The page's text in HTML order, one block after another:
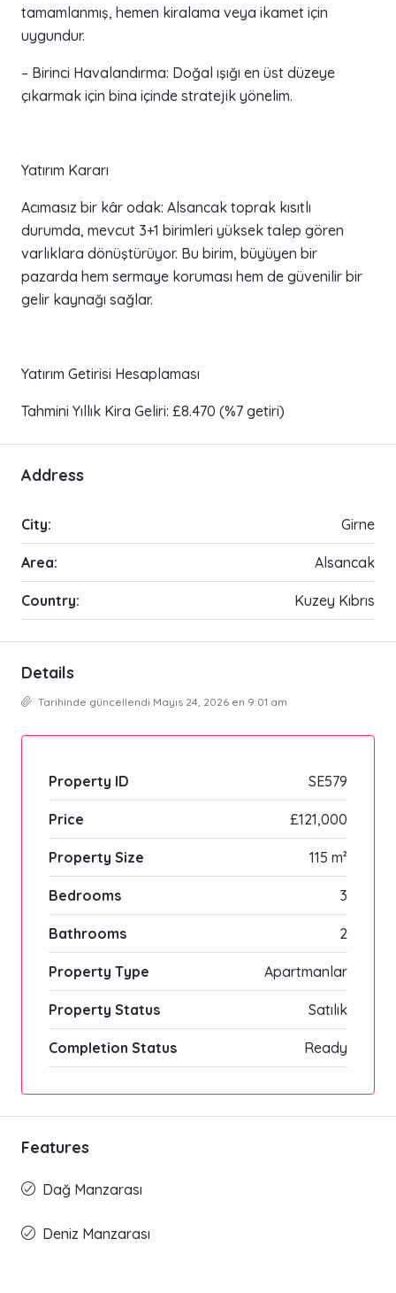
tamamlanmış, hemen kiralama veya ikamet için
uygundur.
– Birinci Havalandırma: Doğal ışığı en üst düzeye
çıkarmak için bina içinde stratejik yönelim.
Yatırım Kararı
Acımasız bir kâr odak: Alsancak toprak kısıtlı
durumda, mevcut 3+1 birimleri yüksek talep gören
varlıklara dönüştürüyor. Bu birim, büyüyen bir
pazarda hem sermaye koruması hem de güvenilir bir
gelir kaynağı sağlar.
Yatırım Getirisi Hesaplaması
Tahmini Yıllık Kira Geliri: £8.470 (%7 getiri)
Address
City: Girne
Area: Alsancak
Country: Kuzey Kıbrıs
Details
Tarihinde güncellendi Mayıs 24, 2026 en 9:01 am
Property ID SE579
Price £121,000
Property Size 115 m²
Bedrooms 3
Bathrooms 2
Property Type Apartmanlar
Property Status Satılık
Completion Status Ready
Features
Dağ Manzarası
Deniz Manzarası